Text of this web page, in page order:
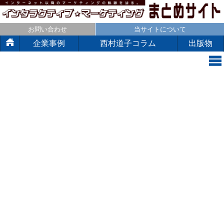
お問い合わせ 当サイトについて
企業事例 西村道子コラム 出版物